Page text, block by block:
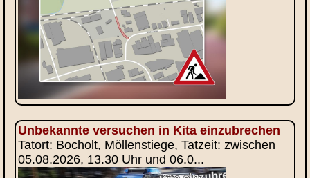
Unbekannte versuchen in Kita einzubrechen
Tatort: Bocholt, Möllenstiege, Tatzeit: zwischen
05.08.2026, 13.30 Uhr und 06.0...